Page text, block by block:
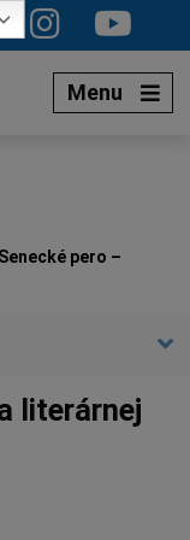
Menu
Senecké pero –
literárnej